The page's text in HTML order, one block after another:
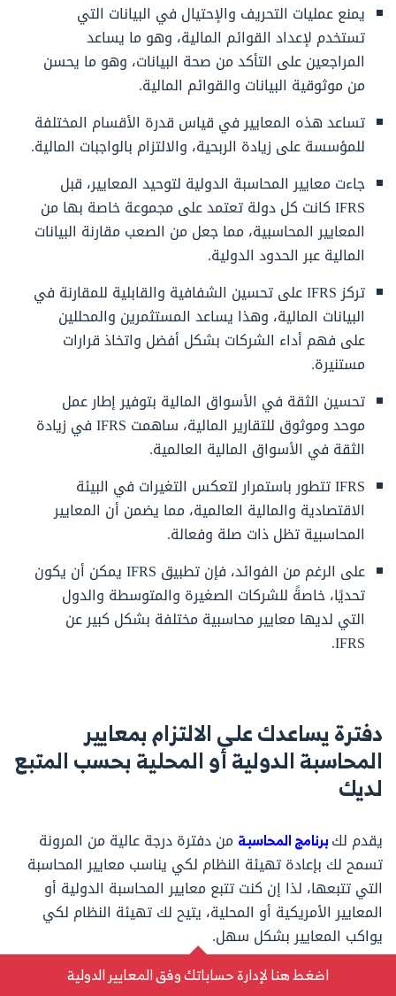
يمنع عمليات التحريف والإحتيال في البيانات التي
تستخدم لإعداد القوائم المالية، وهو ما يساعد
المراجعين على التأكد من صحة البيانات، وهو ما يحسن
من موثوقية البيانات والقوائم المالية.
تساعد هذه المعايير في قياس قدرة الأقسام المختلفة
للمؤسسة على زيادة الربحية، والالتزام بالواجبات المالية.
جاءت معايير المحاسبة الدولية لتوحيد المعايير، قبل
IFRS كانت كل دولة تعتمد على مجموعة خاصة بها من
المعايير المحاسبية، مما جعل من الصعب مقارنة البيانات
المالية عبر الحدود الدولية.
تركز IFRS على تحسين الشفافية والقابلية للمقارنة في
البيانات المالية، وهذا يساعد المستثمرين والمحللين
على فهم أداء الشركات بشكل أفضل واتخاذ قرارات
مستنيرة.
تحسين الثقة في الأسواق المالية بتوفير إطار عمل
موحد وموثوق للتقارير المالية، ساهمت IFRS في زيادة
الثقة في الأسواق المالية العالمية.
IFRS تتطور باستمرار لتعكس التغيرات في البيئة
الاقتصادية والمالية العالمية، مما يضمن أن المعايير
المحاسبية تظل ذات صلة وفعالة.
على الرغم من الفوائد، فإن تطبيق IFRS يمكن أن يكون
تحديًا، خاصةً للشركات الصغيرة والمتوسطة والدول
التي لديها معايير محاسبية مختلفة بشكل كبير عن
IFRS.
دفترة يساعدك على الالتزام بمعايير
المحاسبة الدولية أو المحلية بحسب المتبع
لديك
يقدم لكبرنامج المحاسبة من دفترة درجة عالية من المرونة
تسمح لك بإعادة تهيئة النظام لكي يناسب معايير المحاسبة
التي تتبعها، لذا إن كنت تتبع معايير المحاسبة الدولية أو
المعايير الأمريكية أو المحلية، يتيح لك تهيئة النظام لكي
يواكب المعايير بشكل سهل.
كل ما في الأمر أن تطوع استخدامك وتجري العمليات الحسابية
اضغط هنا لإدارة حساباتك وفق المعايير الدولية